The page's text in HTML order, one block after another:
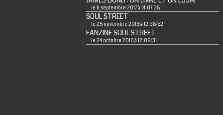
le 11 septembre 2017 à 14:07:38
SOUL STREET
le 25 novembre 2016 à 12:38:52
FANZINE SOUL STREET
le 24 octobre 2016 à 12:09:31